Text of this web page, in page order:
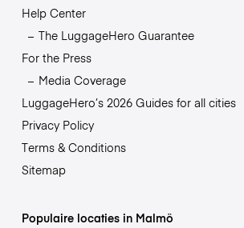
Help Center
The LuggageHero Guarantee
For the Press
Media Coverage
LuggageHero’s 2026 Guides for all cities
Privacy Policy
Terms & Conditions
Sitemap
Populaire locaties in Malmö